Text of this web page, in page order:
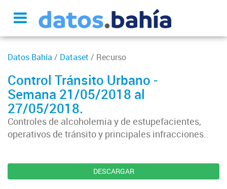
Datos Bahía / Dataset / Recurso
Control Tránsito Urbano -
Semana 21/05/2018 al
27/05/2018.
Controles de alcoholemia y de estupefacientes,
operativos de tránsito y principales infracciones.
DESCARGAR